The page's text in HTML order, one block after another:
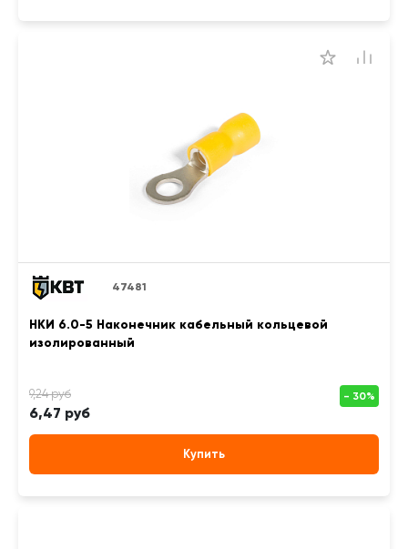
47481
НКИ 6.0-5 Наконечник кабельный кольцевой
изолированный
6,47 руб
Купить